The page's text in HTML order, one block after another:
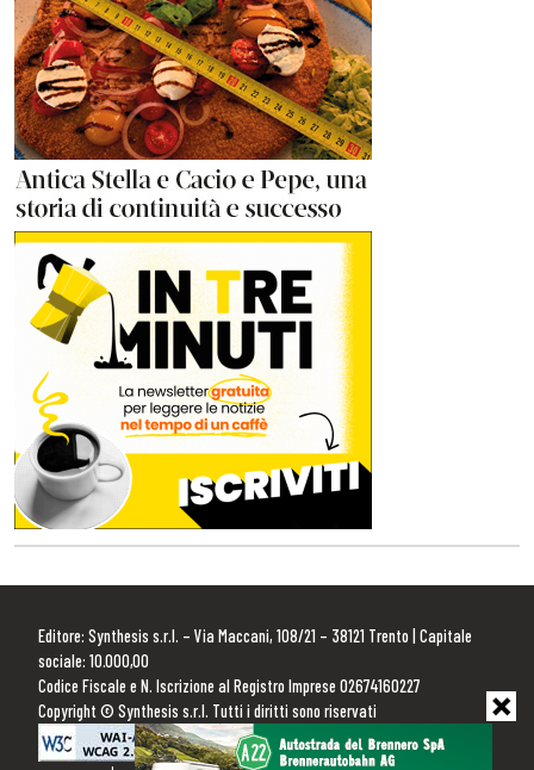
Editore: Synthesis s.r.l. – Via Maccani, 108/21 – 38121 Trento | Capitale
sociale: 10.000,00
Codice Fiscale e N. Iscrizione al Registro Imprese 02674160227
Copyright © Synthesis s.r.l. Tutti i diritti sono riservati